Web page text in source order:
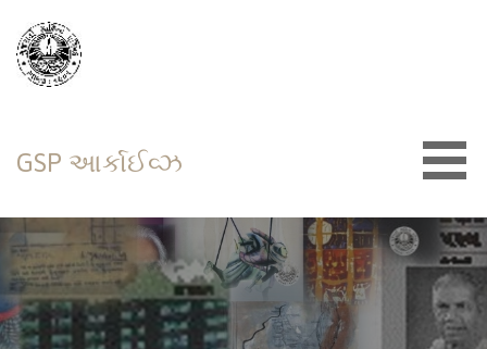
content
GSP આર્કાઈવ્ઝ